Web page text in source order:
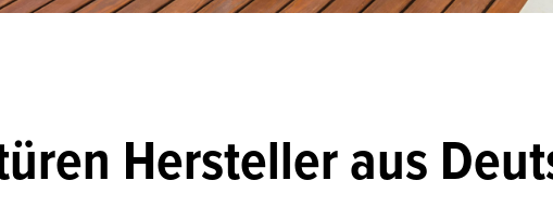
Hersteller aus